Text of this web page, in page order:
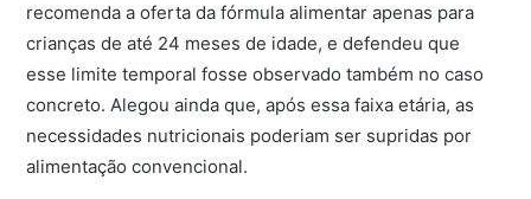
recomenda a oferta da fórmula alimentar apenas para
crianças de até 24 meses de idade, e defendeu que
esse limite temporal fosse observado também no caso
concreto. Alegou ainda que, após essa faixa etária, as
necessidades nutricionais poderiam ser supridas por
alimentação convencional.